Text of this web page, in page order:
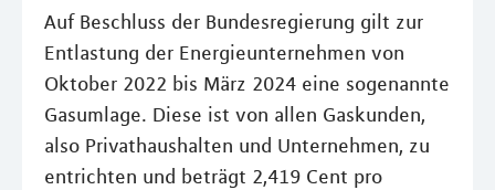
Auf Beschluss der Bundesregierung gilt zur
Entlastung der Energieunternehmen von
Oktober 2022 bis März 2024 eine sogenannte
Gasumlage. Diese ist von allen Gaskunden,
also Privathaushalten und Unternehmen, zu
entrichten und beträgt 2,419 Cent pro